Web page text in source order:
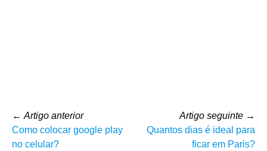
← Artigo anterior
Como colocar google play
no celular?
Artigo seguinte →
Quantos dias é ideal para
ficar em Paris?